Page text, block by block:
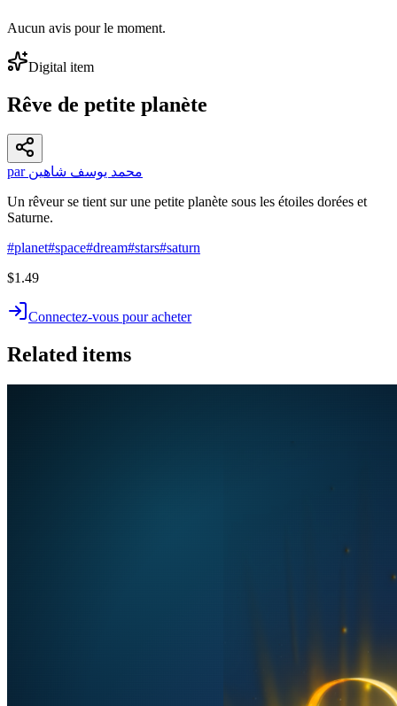
Aucun avis pour le moment.
Digital item
Rêve de petite planète
par محمد يوسف شاهين
Un rêveur se tient sur une petite planète sous les étoiles dorées et
Saturne.
#planet#space#dream#stars#saturn
$1.49
Connectez-vous pour acheter
Related items